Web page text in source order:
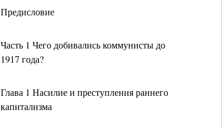
Предисловие
Часть 1 Чего добивались коммунисты до
1917 года?
Глава 1 Насилие и преступления раннего
капитализма